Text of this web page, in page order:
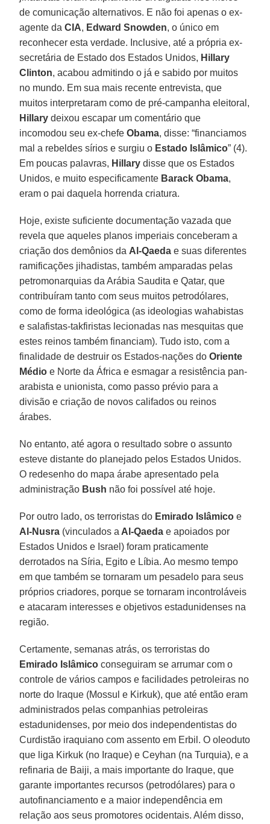
de comunicação alternativos. E não foi apenas o ex-
agente daCIA, Edward Snowden, o único em
reconhecer esta verdade. Inclusive, até a própria ex-
secretária de Estado dos Estados Unidos, Hillary
Clinton, acabou admitindo o já e sabido por muitos
no mundo. Em sua mais recente entrevista, que
muitos interpretaram como de pré-campanha eleitoral,
Hillary deixou escapar um comentário que
incomodou seu ex-chefeObama, disse: “financiamos
mal a rebeldes sírios e surgiu o Estado Islâmico” (4).
Em poucas palavras, Hillary disse que os Estados
Unidos, e muito especificamente Barack Obama,
eram o pai daquela horrenda criatura.
Hoje, existe suficiente documentação vazada que
revela que aqueles planos imperiais conceberam a
criação dos demônios da Al-Qaeda e suas diferentes
ramificações jihadistas, também amparadas pelas
petromonarquias da Arábia Saudita e Qatar, que
contribuíram tanto com seus muitos petrodólares,
como de forma ideológica (as ideologias wahabistas
e salafistas-takfiristas lecionadas nas mesquitas que
estes reinos também financiam). Tudo isto, com a
finalidade de destruir os Estados-nações doOriente
Médio e Norte da África e esmagar a resistência pan-
arabista e unionista, como passo prévio para a
divisão e criação de novos califados ou reinos
árabes.
No entanto, até agora o resultado sobre o assunto
esteve distante do planejado pelos Estados Unidos.
O redesenho do mapa árabe apresentado pela
administração Bush não foi possível até hoje.
Por outro lado, os terroristas do Emirado Islâmico e
Al-Nusra (vinculados a Al-Qaeda e apoiados por
Estados Unidos e Israel) foram praticamente
derrotados na Síria, Egito e Líbia. Ao mesmo tempo
em que também se tornaram um pesadelo para seus
próprios criadores, porque se tornaram incontroláveis
e atacaram interesses e objetivos estadunidenses na
região.
Certamente, semanas atrás, os terroristas do
Emirado Islâmico conseguiram se arrumar com o
controle de vários campos e facilidades petroleiras no
norte do Iraque (Mossul e Kirkuk), que até então eram
administrados pelas companhias petroleiras
estadunidenses, por meio dos independentistas do
Curdistão iraquiano com assento em Erbil. O oleoduto
que liga Kirkuk (no Iraque) e Ceyhan (na Turquia), e a
refinaria de Baiji, a mais importante do Iraque, que
garante importantes recursos (petrodólares) para o
autofinanciamento e a maior independência em
relação aos seus promotores ocidentais. Além disso,